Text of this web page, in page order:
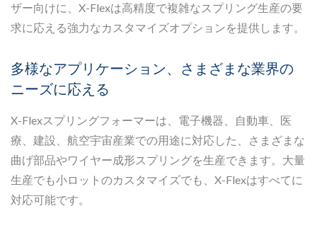
ザー向けに、X-Flexは高精度で複雑なスプリング生産の要
求に応える強力なカスタマイズオプションを提供します。
多様なアプリケーション、さまざまな業界の
ニーズに応える
X-Flexスプリングフォーマーは、電子機器、自動車、医
療、建設、航空宇宙産業での用途に対応した、さまざまな
曲げ部品やワイヤー成形スプリングを生産できます。大量
生産でも小ロットのカスタマイズでも、X-Flexはすべてに
対応可能です。